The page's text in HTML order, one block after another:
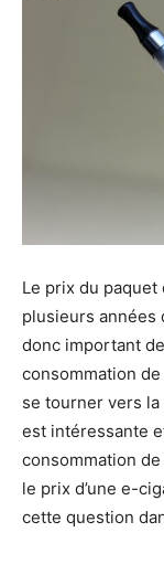
Le prix du paquet
plusieurs années
donc important
consommation
se tourner vers
est intéressante
consommation
le prix d’une e-
cette question